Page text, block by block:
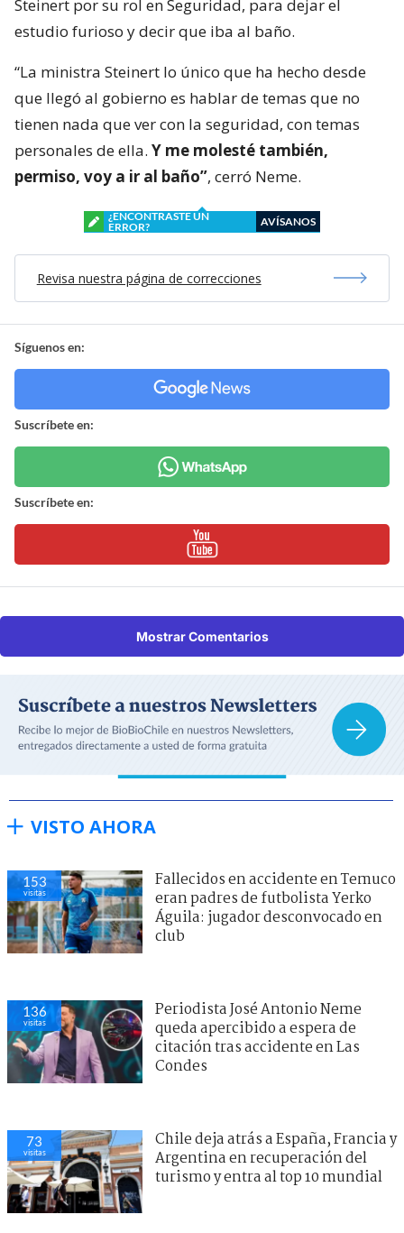
Steinert por su rol en Seguridad, para dejar el
estudio furioso y decir que iba al baño.
“La ministra Steinert lo único que ha hecho desde
que llegó al gobierno es hablar de temas que no
tienen nada que ver con la seguridad, con temas
personales de ella. Y me molesté también,
permiso, voy a ir al baño”, cerró Neme.
¿ENCONTRASTE UN
ERROR?
AVÍSANOS
Revisa nuestra página de correcciones
Síguenos en:
Suscríbete en:
Suscríbete en:
Mostrar Comentarios
VISTO AHORA
153
visitas
Fallecidos en accidente en Temuco
eran padres de futbolista Yerko
Águila: jugador desconvocado en
club
136
visitas
Periodista José Antonio Neme
queda apercibido a espera de
citación tras accidente en Las
Condes
73
visitas
Chile deja atrás a España, Francia y
Argentina en recuperación del
turismo y entra al top 10 mundial